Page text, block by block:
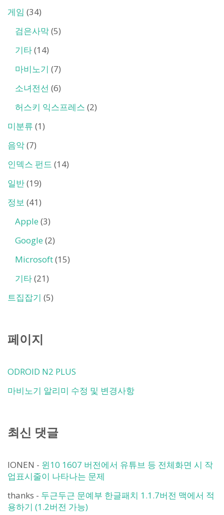
게임 (34)
검은사막(5)
기타(14)
마비노기 (7)
소녀전선 (6)
허스키 익스프레스 (2)
미분류 (1)
음악(7)
인덱스 펀드 (14)
일반(19)
정보 (41)
Apple (3)
Google (2)
Microsoft(15)
기타(21)
트집잡기 (5)
페이지
ODROID N2 PLUS
마비노기 알리미 수정 및 변경사항
최신 댓글
IONEN - 윈10 1607 버전에서 유튜브 등 전체화면 시 작
업표시줄이 나타나는 문제
thanks - 두근두근 문예부 한글패치 1.1.7버전 맥에서 적
용하기 (1.2버전 가능)